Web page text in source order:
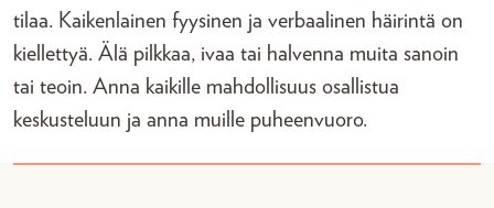
tilaa. Kaikenlainen fyysinen ja verbaalinen häirintä on
kiellettyä. Älä pilkkaa, ivaa tai halvenna muita sanoin
tai teoin. Anna kaikille mahdollisuus osallistua
keskusteluun ja anna muille puheenvuoro.